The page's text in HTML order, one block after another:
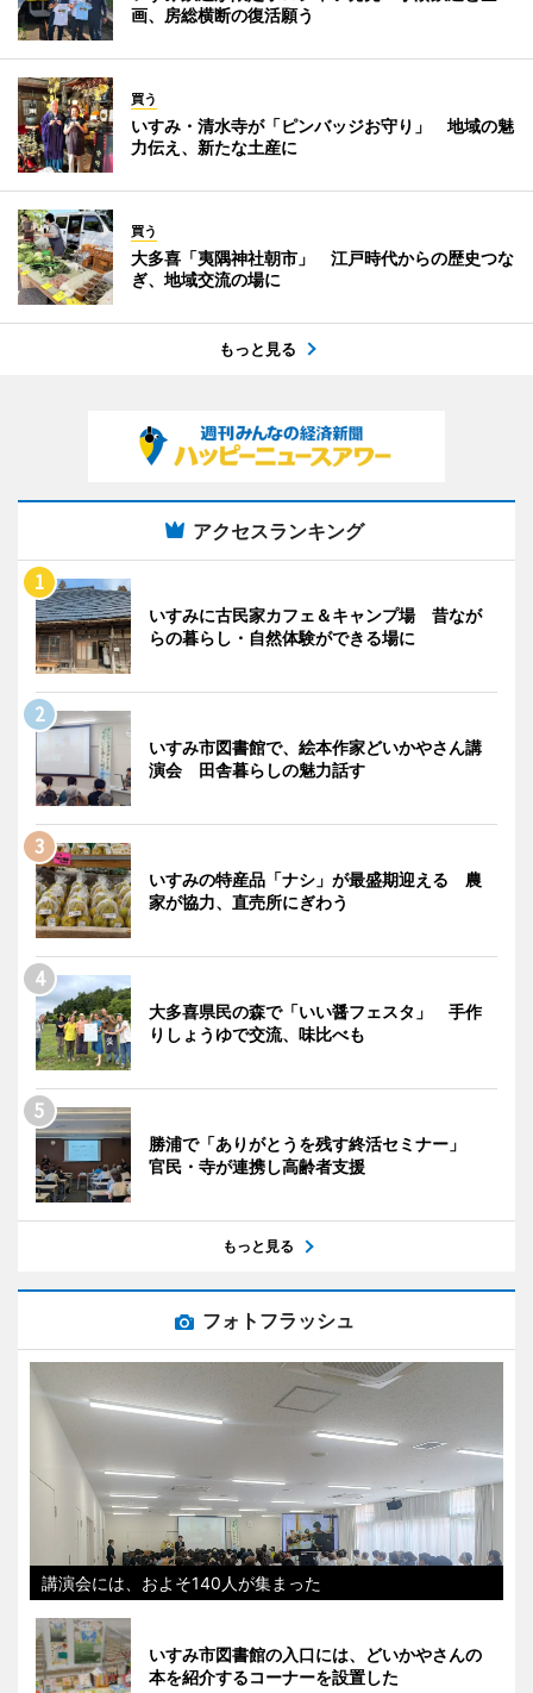
画、房総横断の復活願う
買う
いすみ・清水寺が「ピンバッジお守り」 地域の魅
力伝え、新たな土産に
買う
大多喜「夷隅神社朝市」 江戸時代からの歴史つな
ぎ、地域交流の場に
もっと見る
アクセスランキング
いすみに古民家カフェ＆キャンプ場 昔なが
らの暮らし・自然体験ができる場に
いすみ市図書館で、絵本作家どいかやさん講
演会 田舎暮らしの魅力話す
いすみの特産品「ナシ」が最盛期迎える 農
家が協力、直売所にぎわう
大多喜県民の森で「いい醤フェスタ」 手作
りしょうゆで交流、味比べも
勝浦で「ありがとうを残す終活セミナー」
官民・寺が連携し高齢者支援
もっと見る
フォトフラッシュ
講演会には、およそ140人が集まった
いすみ市図書館の入口には、どいかやさんの
本を紹介するコーナーを設置した